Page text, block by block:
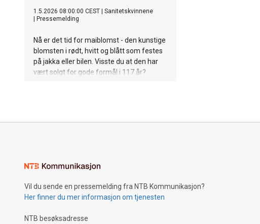
1.5.2026 08:00:00 CEST
Sanitetskvinnene
Pressemelding
Nå er det tid for maiblomst - den kunstige
blomsten i rødt, hvitt og blått som festes
på jakka eller bilen. Visste du at den har
vært solgt for gode formål i 117 år?
Vil du sende en pressemelding fra NTB Kommunikasjon?
Her finner du mer informasjon om tjenesten
NTB besøksadresse